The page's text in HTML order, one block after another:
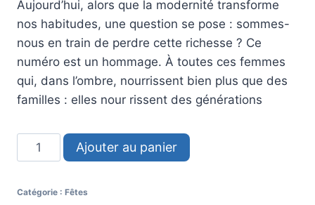
Aujourd’hui, alors que la modernité transforme
nos habitudes, une question se pose : sommes-
nous en train de perdre cette richesse ? Ce
numéro est un hommage. À toutes ces femmes
qui, dans l’ombre, nourrissent bien plus que des
familles : elles nour rissent des générations
Ajouter au panier
Catégorie : Fêtes